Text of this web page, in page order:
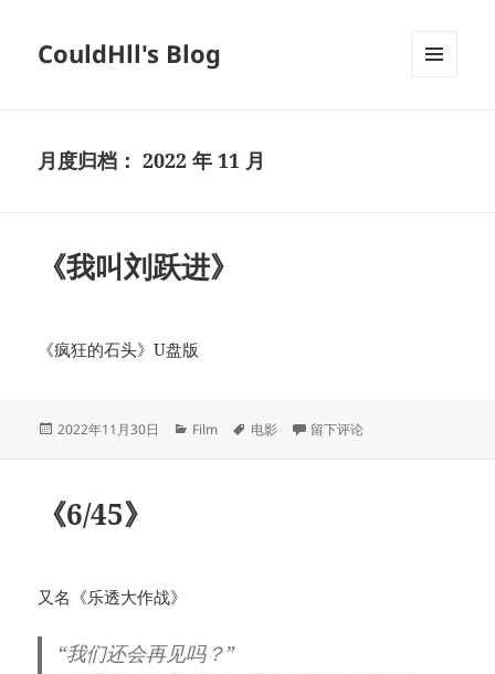
CouldHll's Blog
月度归档：2022 年 11 月
《我叫刘跃进》
《疯狂的石头》U盘版
发
2022年11月30日
分
Film
标
电影 于《我叫刘跃进》
留下评论
《6/45》
又名《乐透大作战》
“我们还会再见吗？”